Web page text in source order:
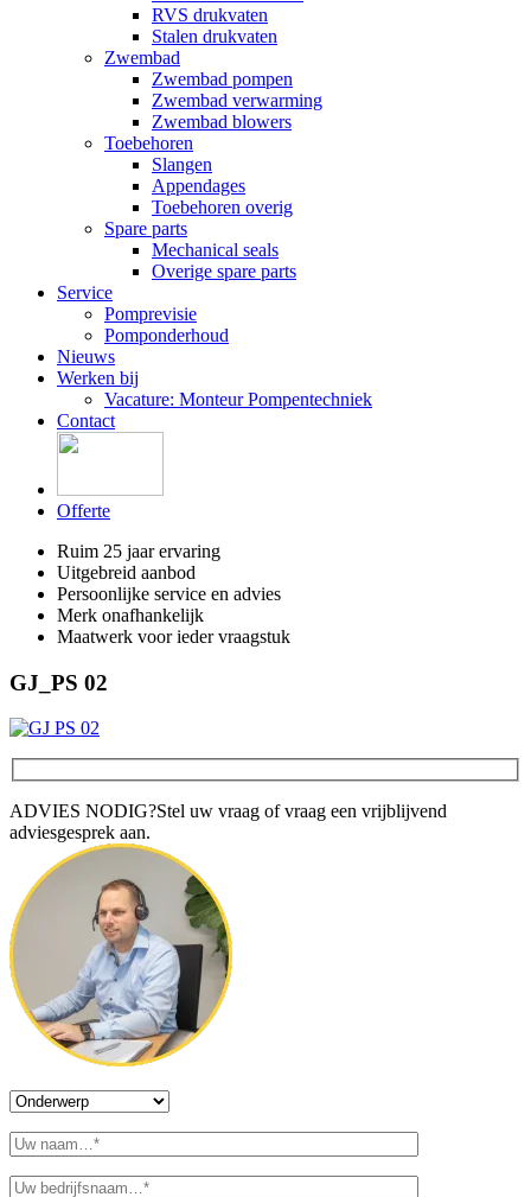
RVS drukvaten
Stalen drukvaten
Zwembad
Zwembad pompen
Zwembad verwarming
Zwembad blowers
Toebehoren
Slangen
Appendages
Toebehoren overig
Spare parts
Mechanical seals
Overige spare parts
Service
Pomprevisie
Pomponderhoud
Nieuws
Werken bij
Vacature: Monteur Pompentechniek
Contact
Offerte
Ruim 25 jaar ervaring
Uitgebreid aanbod
Persoonlijke service en advies
Merk onafhankelijk
Maatwerk voor ieder vraagstuk
GJ_PS 02
ADVIES NODIG?Stel uw vraag of vraag een vrijblijvend
adviesgesprek aan.